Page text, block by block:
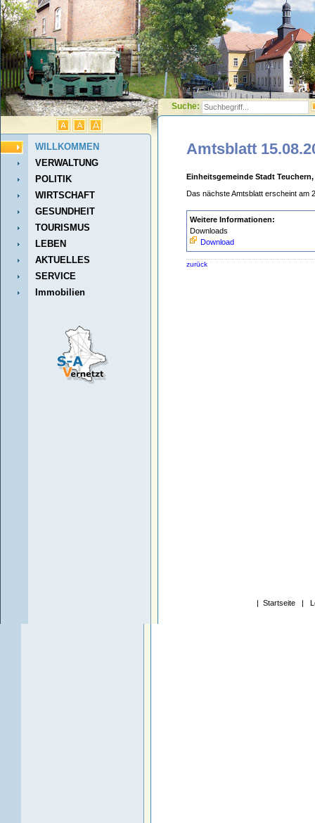
Suche:
WILLKOMMEN
VERWALTUNG
POLITIK
WIRTSCHAFT
GESUNDHEIT
TOURISMUS
LEBEN
AKTUELLES
SERVICE
Immobilien
Amtsblatt
Einheitsgemeinde Stadt Teuchern,
Das nächste Amtsblatt erscheint am
Weitere Informationen:
Downloads
Download
zurück
| Startseite |